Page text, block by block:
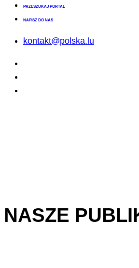
PRZESZUKAJ PORTAL
NAPISZ DO NAS
kontakt@polska.lu
NASZE